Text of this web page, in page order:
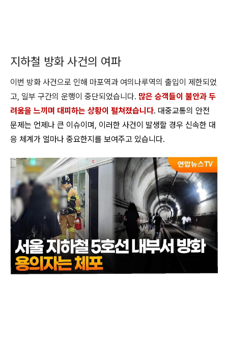
지하철 방화 사건의 여파
이번 방화 사건으로 인해 마포역과 여의나루역의 출입이 제한되었
고, 일부 구간의 운행이 중단되었습니다. 많은 승객들이 불안과 두
려움을 느끼며 대피하는 상황이 펼쳐졌습니다. 대중교통의 안전
문제는 언제나 큰 이슈이며, 이러한 사건이 발생할 경우 신속한 대
응 체계가 얼마나 중요한지를 보여주고 있습니다.